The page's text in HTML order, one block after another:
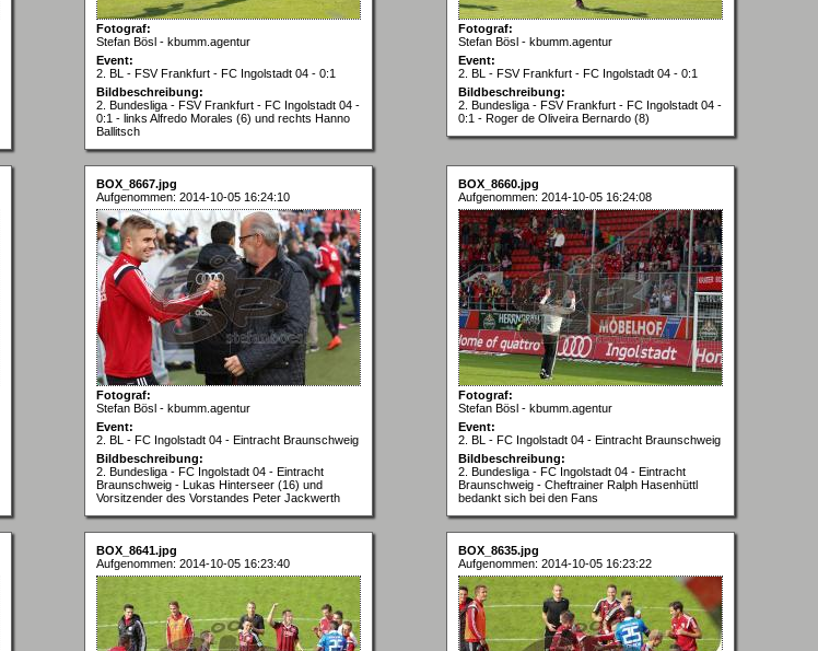
Fotograf:
Stefan Bösl - kbumm.agentur
Event:
2. BL - FSV Frankfurt - FC Ingolstadt 04 - 0:1
Bildbeschreibung:
2. Bundesliga - FSV Frankfurt - FC Ingolstadt 04 -
0:1 - links Alfredo Morales (6) und rechts Hanno
Ballitsch
Fotograf:
Stefan Bösl - kbumm.agentur
Event:
2. BL - FSV Frankfurt - FC Ingolstadt 04 - 0:1
Bildbeschreibung:
2. Bundesliga - FSV Frankfurt - FC Ingolstadt 04 -
0:1 - Roger de Oliveira Bernardo (8)
BOX_8667.jpg
Aufgenommen: 2014-10-05 16:24:10
Fotograf:
Stefan Bösl - kbumm.agentur
Event:
2. BL - FC Ingolstadt 04 - Eintracht Braunschweig
Bildbeschreibung:
2. Bundesliga - FC Ingolstadt 04 - Eintracht
Braunschweig - Lukas Hinterseer (16) und
Vorsitzender des Vorstandes Peter Jackwerth
BOX_8660.jpg
Aufgenommen: 2014-10-05 16:24:08
Fotograf:
Stefan Bösl - kbumm.agentur
Event:
2. BL - FC Ingolstadt 04 - Eintracht Braunschweig
Bildbeschreibung:
2. Bundesliga - FC Ingolstadt 04 - Eintracht
Braunschweig - Cheftrainer Ralph Hasenhüttl
bedankt sich bei den Fans
BOX_8641.jpg
Aufgenommen: 2014-10-05 16:23:40
BOX_8635.jpg
Aufgenommen: 2014-10-05 16:23:22